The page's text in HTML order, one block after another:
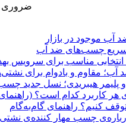
ضروری
آب موجود در بازار
چسب‌های ضد آب
مناسب برای سرویس
مقاوم و بادوام برای
پلیمر هیبریدی؛ نسل جدید
هر کاربرد کدام است؟
کنیم؟ راهنمای گام‌به‌گام
چسب مهار کننده‌ی